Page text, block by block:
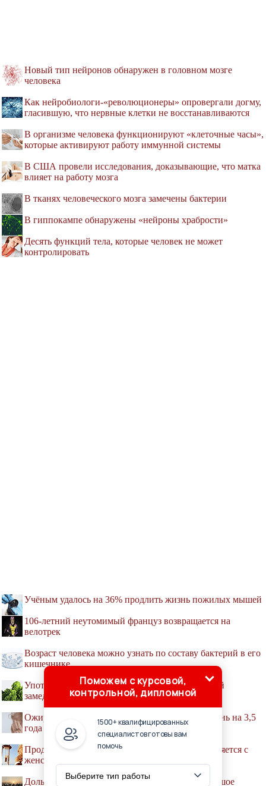
Новый тип нейронов обнаружен в головном мозге
человека
Как нейробиологи-«революционеры» опровергали догму,
гласившую, что нервные клетки не восстанавливаются
В организме человека функционируют «клеточные часы»,
которые активируют работу иммунной системы
В США провели исследования, доказывающие, что матка
влияет на работу мозга
В тканях человеческого мозга замечены бактерии
В гиппокампе обнаружены «нейроны храбрости»
Десять функций тела, которые человек не может
контролировать
Учёным удалось на 36% продлить жизнь пожилых мышей
106-летний неутомимый француз возвращается на
велотрек
Возраст человека можно узнать по составу бактерий в его
кишечнике
Употребление в пищу зеленых листовых овощей
замедляет старение мозга
Ожирение в пожилом возрасте укорачивает жизнь на 3,5
года
Продолжительность жизни мужчин скоро сравняется с
женской
Дольше остальных живут люди, у которых большое
Поможем с курсовой,
контрольной, дипломной
1500+ квалифицированных
специалистов готовы вам
помочь